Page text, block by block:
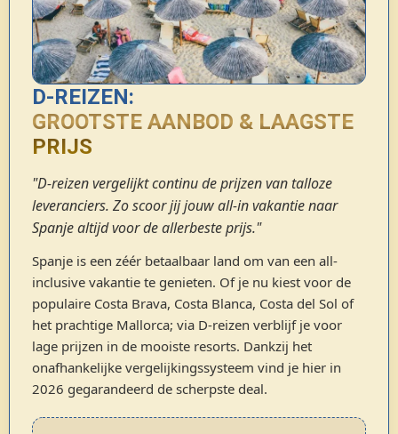
D-REIZEN:
GROOTSTE AANBOD & LAAGSTE
PRIJS
"D-reizen vergelijkt continu de prijzen van talloze
leveranciers. Zo scoor jij jouw all-in vakantie naar
Spanje altijd voor de allerbeste prijs."
Spanje is een zéér betaalbaar land om van een all-
inclusive vakantie te genieten. Of je nu kiest voor de
populaire Costa Brava, Costa Blanca, Costa del Sol of
het prachtige Mallorca; via D-reizen verblijf je voor
lage prijzen in de mooiste resorts. Dankzij het
onafhankelijke vergelijkingssysteem vind je hier in
2026 gegarandeerd de scherpste deal.